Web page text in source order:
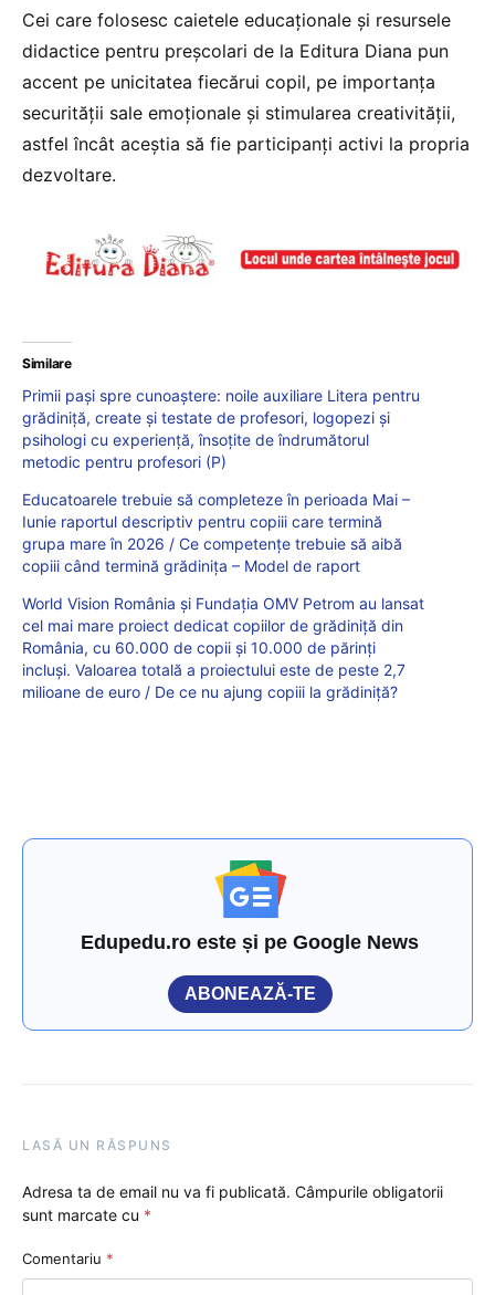
Cei care folosesc caietele educaționale și resursele
didactice pentru preșcolari de la Editura Diana pun
accent pe unicitatea fiecărui copil, pe importanța
securității sale emoționale și stimularea creativității,
astfel încât aceștia să fie participanți activi la propria
dezvoltare.
Similare
Primii pași spre cunoaștere: noile auxiliare Litera pentru
grădiniță, create și testate de profesori, logopezi și
psihologi cu experiență, însoțite de îndrumătorul
metodic pentru profesori (P)
Educatoarele trebuie să completeze în perioada Mai –
Iunie raportul descriptiv pentru copiii care termină
grupa mare în 2026 / Ce competențe trebuie să aibă
copiii când termină grădinița – Model de raport
World Vision România şi Fundaţia OMV Petrom au lansat
cel mai mare proiect dedicat copiilor de grădiniță din
România, cu 60.000 de copii şi 10.000 de părinţi
incluşi. Valoarea totală a proiectului este de peste 2,7
milioane de euro / De ce nu ajung copiii la grădiniță?
Edupedu.ro este și pe Google News
ABONEAZĂ-TE
LASĂ UN RĂSPUNS
Adresa ta de email nu va fi publicată. Câmpurile obligatorii
sunt marcate cu *
Comentariu *